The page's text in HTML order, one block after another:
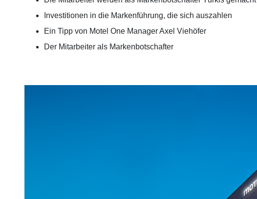
Investitionen in die Markenführung, die sich auszahlen
Ein Tipp von Motel One Manager Axel Viehöfer
Der Mitarbeiter als Markenbotschafter